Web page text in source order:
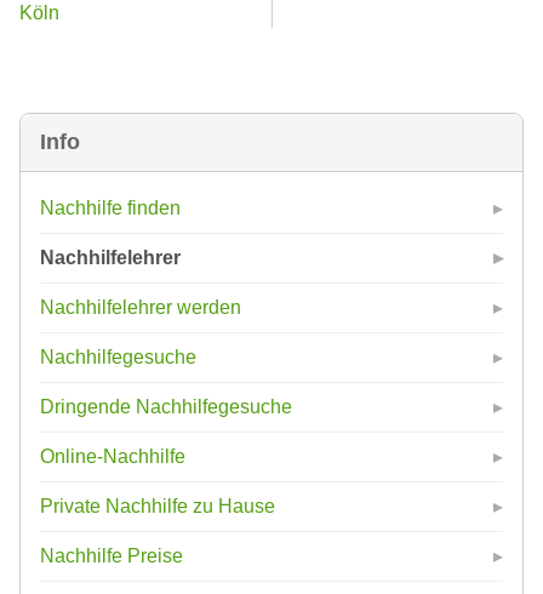
Info
Nachhilfe finden
Nachhilfelehrer
Nachhilfelehrer werden
Nachhilfegesuche
Dringende Nachhilfegesuche
Online-Nachhilfe
Private Nachhilfe zu Hause
Nachhilfe Preise
Köln